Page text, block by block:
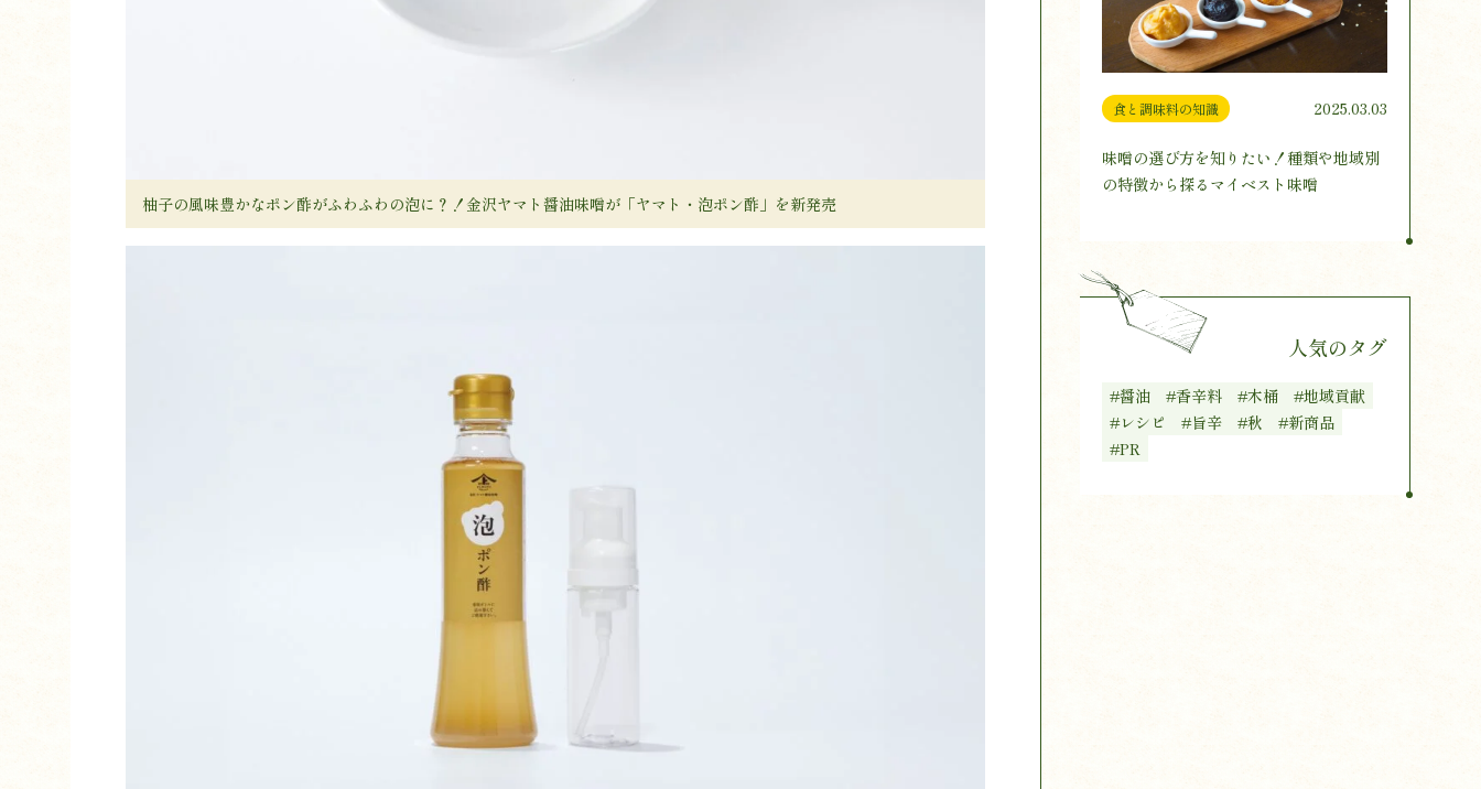
柚子の風味豊かなポン酢がふわふわの泡に？！金沢ヤマト醤油味噌が「ヤマト・泡ポン酢」を新発売
食と調味料の知識 2025.03.03
味噌の選び方を知りたい！種類や地域別
の特徴から探るマイベスト味噌
人気のタグ
#醤油 #香辛料 #木桶
#地域貢献
#レシピ
#旨辛 #秋
#新商品
#PR